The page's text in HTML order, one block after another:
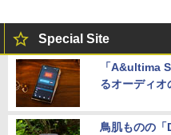
Special Site
「A&ultima
るオーディオ
鳥肌ものの「